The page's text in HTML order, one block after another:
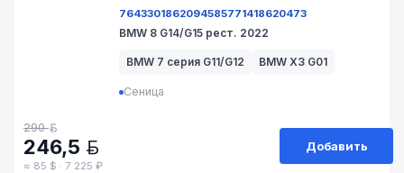
7643301862094585771418620473
BMW 8 G14/G15 рест. 2022
BMW 7 серия G11/G12 BMW X3 G01
Сеница
290
246,5
≈ 85 $ · 7 225 ₽
Добавить